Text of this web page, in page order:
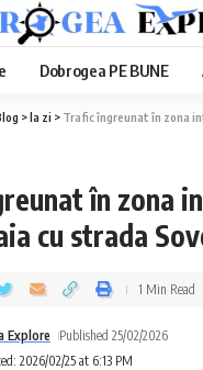
Dobrogea PE BUNE
>la zi > Trafic îngreunat în zona
în zona
cu strada
2026/02/25 at 6:13 PM
Explore Published 25/02/2026
1 Min Read